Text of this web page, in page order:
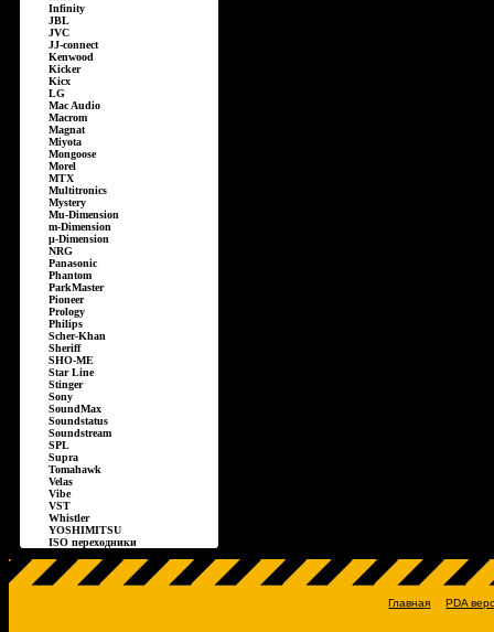
Infinity
JBL
JVC
JJ-connect
Kenwood
Kicker
Kicx
LG
Mac Audio
Macrom
Magnat
Miyota
Mongoose
Morel
MTX
Multitronics
Mystery
Mu-Dimension
m-Dimension
µ-Dimension
NRG
Panasonic
Phantom
ParkMaster
Pioneer
Prology
Philips
Scher-Khan
Sheriff
SHO-ME
Star Line
Stinger
Sony
SoundMax
Soundstatus
Soundstream
SPL
Supra
Tomahawk
Velas
Vibe
VST
Whistler
YOSHIMITSU
ISO переходники
Главная PDA